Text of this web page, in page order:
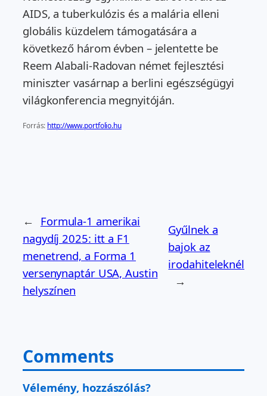
AIDS, a tuberkulózis és a malária elleni
globális küzdelem támogatására a
következő három évben – jelentette be
Reem Alabali-Radovan német fejlesztési
miniszter vasárnap a berlini egészségügyi
világkonferencia megnyitóján.
Forrás: http://www.portfolio.hu
← Formula-1 amerikai
nagydíj 2025: itt a F1
menetrend, a Forma 1
versenynaptár USA, Austin
helyszínen
Gyűlnek a
bajok az
irodahiteleknél
→
Comments
Vélemény, hozzászólás?